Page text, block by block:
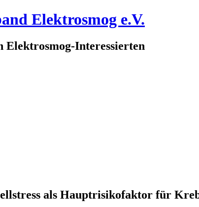
Elektrosmog e.V.
Elektrosmog-Interessierten
als Hauptrisikofaktor für